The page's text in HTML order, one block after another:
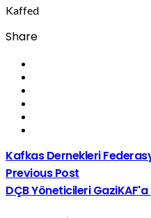
Kaffed
Share
Kafkas Dernekleri
Previous Post
DÇB Yöneticileri